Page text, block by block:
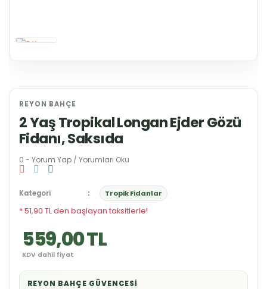
REYON BAHÇE
2 Yaş Tropikal Longan Ejder Gözü
Fidanı, Saksıda
0 - Yorum Yap / Yorumları Oku
Kategori Tropik Fidanlar
* 51,90 TL den başlayan taksitlerle!
559,00 TL
KDV dahil fiyat
REYON BAHÇE GÜVENCESI